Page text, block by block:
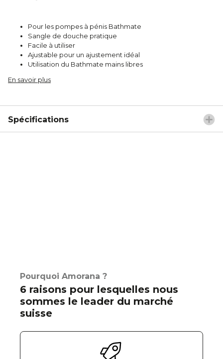
Pour les pompes à pénis Bathmate
Sangle de douche pratique
Facile à utiliser
Ajustable pour un ajustement idéal
Utilisation du Bathmate mains libres
En savoir plus
Spécifications
Pourquoi Amorana ?
6 raisons pour lesquelles nous
sommes le leader du marché
suisse